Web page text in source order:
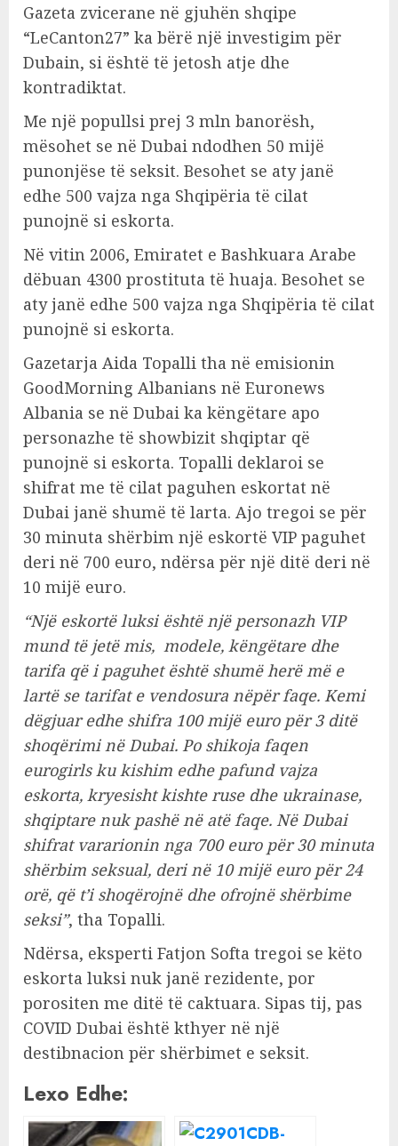
Gazeta zvicerane në gjuhën shqipe
“LeCanton27” ka bërë një investigim për
Dubain, si është të jetosh atje dhe
kontradiktat.
Me një popullsi prej 3 mln banorësh,
mësohet se në Dubai ndodhen 50 mijë
punonjëse të seksit. Besohet se aty janë
edhe 500 vajza nga Shqipëria të cilat
punojnë si eskorta.
Në vitin 2006, Emiratet e Bashkuara Arabe
dëbuan 4300 prostituta të huaja. Besohet se
aty janë edhe 500 vajza nga Shqipëria të cilat
punojnë si eskorta.
Gazetarja Aida Topalli tha në emisionin
GoodMorning Albanians në Euronews
Albania se në Dubai ka këngëtare apo
personazhe të showbizit shqiptar që
punojnë si eskorta. Topalli deklaroi se
shifrat me të cilat paguhen eskortat në
Dubai janë shumë të larta. Ajo tregoi se për
30 minuta shërbim një eskortë VIP paguhet
deri në 700 euro, ndërsa për një ditë deri në
10 mijë euro.
“Një eskortë luksi është një personazh VIP
mund të jetë mis, modele, këngëtare dhe
tarifa që i paguhet është shumë herë më e
lartë se tarifat e vendosura nëpër faqe. Kemi
dëgjuar edhe shifra 100 mijë euro për 3 ditë
shoqërimi në Dubai. Po shikoja faqen
eurogirls ku kishim edhe pafund vajza
eskorta, kryesisht kishte ruse dhe ukrainase,
shqiptare nuk pashë në atë faqe. Në Dubai
shifrat vararionin nga 700 euro për 30 minuta
shërbim seksual, deri në 10 mijë euro për 24
orë, që t’i shoqërojnë dhe ofrojnë shërbime
seksi”, tha Topalli.
Ndërsa, eksperti Fatjon Softa tregoi se këto
eskorta luksi nuk janë rezidente, por
porositen me ditë të caktuara. Sipas tij, pas
COVID Dubai është kthyer në një
destibnacion për shërbimet e seksit.
Lexo Edhe: